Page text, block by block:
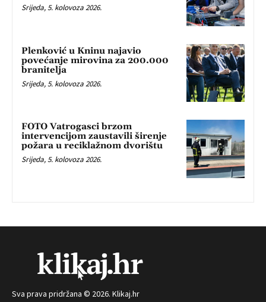
Srijeda, 5. kolovoza 2026.
Plenković u Kninu najavio
povećanje mirovina za 200.000
branitelja
Srijeda, 5. kolovoza 2026.
FOTO Vatrogasci brzom
intervencijom zaustavili širenje
požara u reciklažnom dvorištu
Srijeda, 5. kolovoza 2026.
Sva prava pridržana © 2026. Klikaj.hr